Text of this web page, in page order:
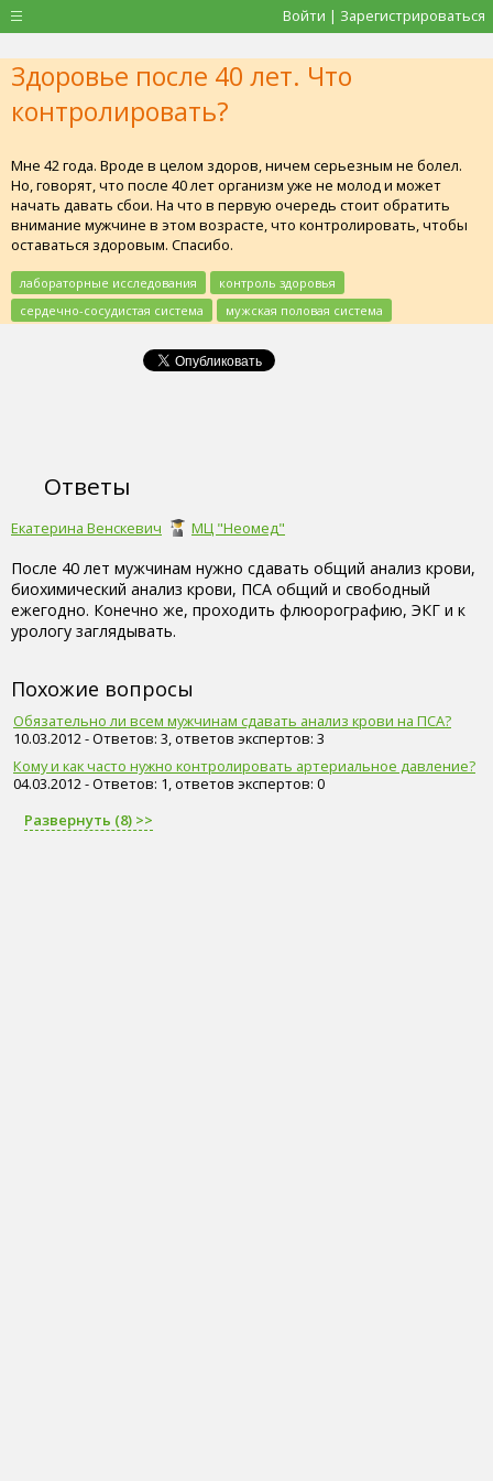
Войти | Зарегистрироваться
Здоровье после 40 лет. Что
контролировать?
Мне 42 года. Вроде в целом здоров, ничем серьезным не болел.
Но, говорят, что после 40 лет организм уже не молод и может
начать давать сбои. На что в первую очередь стоит обратить
внимание мужчине в этом возрасте, что контролировать, чтобы
оставаться здоровым. Спасибо.
лабораторные исследования
контроль здоровья
сердечно-сосудистая система
мужская половая система
Ответы
Екатерина Венскевич МЦ "Неомед"
После 40 лет мужчинам нужно сдавать общий анализ крови,
биохимический анализ крови, ПСА общий и свободный
ежегодно. Конечно же, проходить флюорографию, ЭКГ и к
урологу заглядывать.
Похожие вопросы
Обязательно ли всем мужчинам сдавать анализ крови на ПСА?
10.03.2012 - Ответов: 3, ответов экспертов: 3
Кому и как часто нужно контролировать артериальное давление?
04.03.2012 - Ответов: 1, ответов экспертов: 0
Развернуть (8) >>